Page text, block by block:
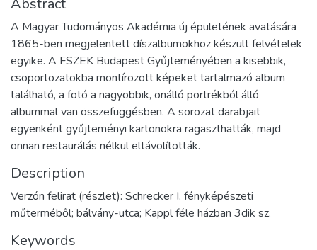
Abstract
A Magyar Tudományos Akadémia új épületének avatására
1865-ben megjelentett díszalbumokhoz készült felvételek
egyike. A FSZEK Budapest Gyűjteményében a kisebbik,
csoportozatokba montírozott képeket tartalmazó album
található, a fotó a nagyobbik, önálló portrékból álló
albummal van összefüggésben. A sorozat darabjait
egyenként gyűjteményi kartonokra ragaszthatták, majd
onnan restaurálás nélkül eltávolították.
Description
Verzón felirat (részlet): Schrecker I. fényképészeti
műterméből; bálvány-utca; Kappl féle házban 3dik sz.
Keywords